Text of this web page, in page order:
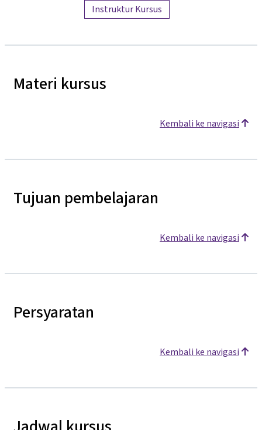
Instruktur Kursus
Materi kursus
Kembali ke navigasi
Tujuan pembelajaran
Kembali ke navigasi
Persyaratan
Kembali ke navigasi